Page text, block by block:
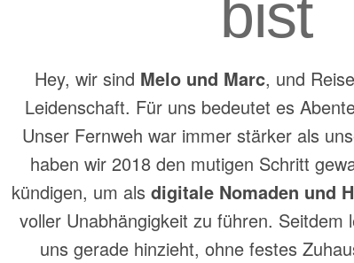
bist
Hey, wir sind Melo und Marc, und
Leidenschaft. Für uns bedeutet es
Unser Fernweh war immer stärker als
haben wir 2018 den mutigen Schritt
kündigen, um als digitale Nomaden und
voller Unabhängigkeit zu führen. Seitdem
uns gerade hinzieht, ohne festes